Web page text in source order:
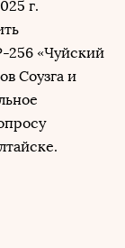
г.
256 «Чуйский
Соузга и